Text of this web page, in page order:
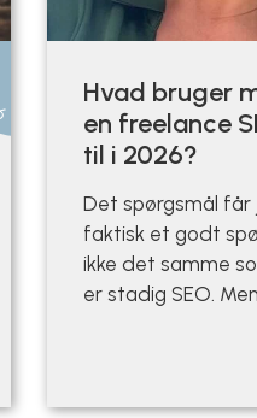
Hvad bruger
en freelance
til i 2026?
Det spørgsmål
faktisk et godt
ikke det samme
er stadig SEO.